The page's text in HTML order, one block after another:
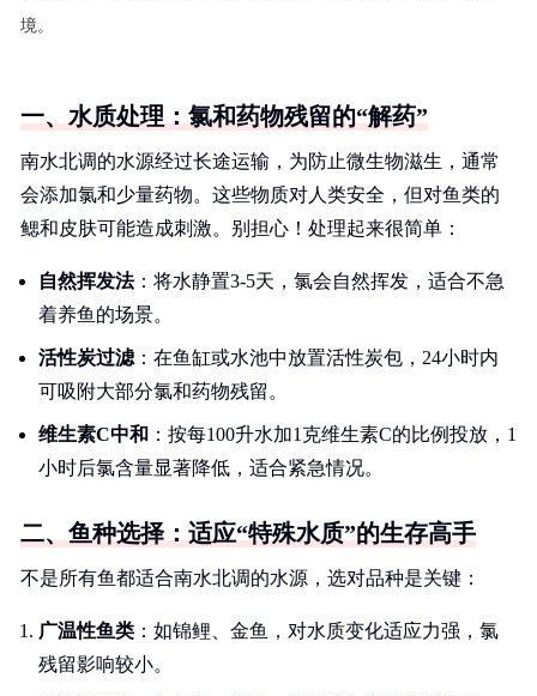
境。
一、水质处理：氯和药物残留的“解药”
南水北调的水源经过长途运输，为防止微生物滋生，通常
会添加氯和少量药物。这些物质对人类安全，但对鱼类的
鳃和皮肤可能造成刺激。别担心！处理起来很简单：
自然挥发法：将水静置3-5天，氯会自然挥发，适合不急
着养鱼的场景。
活性炭过滤 ：在鱼缸或水池中放置活性炭包，24小时内
可吸附大部分氯和药物残留。
维生素C中和 ：按每100升水加1克维生素C的比例投放，1
小时后氯含量显著降低，适合紧急情况。
二、鱼种选择：适应“特殊水质”的生存高手
不是所有鱼都适合南水北调的水源，选对品种是关键：
广温性鱼类 ：如锦鲤、金鱼，对水质变化适应力强，氯
残留影响较小。